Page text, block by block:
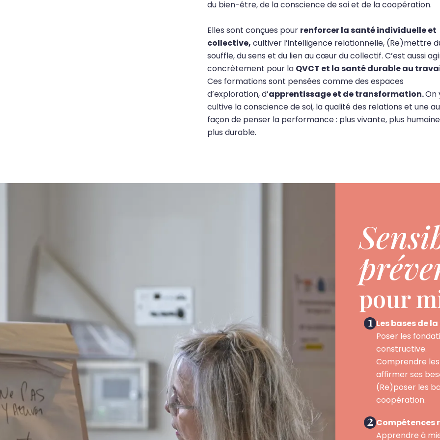
du bien-être, de la conscience de soi et de la coopération.
Elles sont conçues pour renforcer la santé individuelle et
collective, cultiver l’intelligence relationnelle, (Re)mettre
souffle, du sens et du lien au cœur du collectif. C’est aussi
concrètement pour la QVCT et la santé durable au
Ces formations sont pensées comme des espaces
d’exploration, d’apprentissage et de transformation.On
cultive la conscience de soi, la qualité des relations et une
façon de penser la performance : plus vivante, plus
plus durable.
pour
1 Les bases de
Poser les
constructive.
Comprendre
affirmer ses
(Re)poser les
coopération.
2 Compétences
Apprendre à